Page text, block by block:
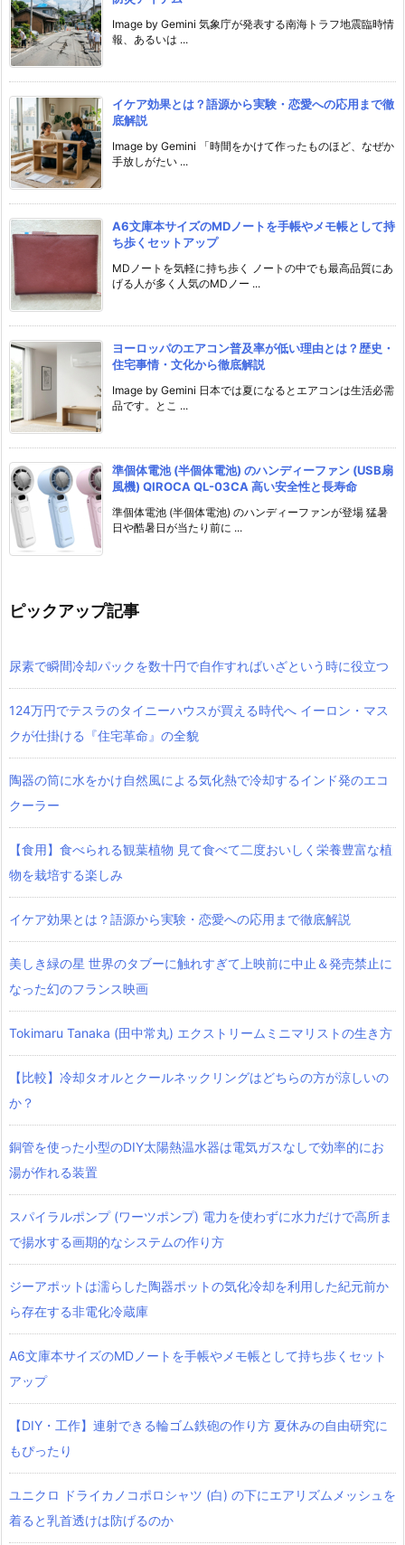
Image by Gemini 気象庁が発表する南海トラフ地震臨時情
報、あるいは ...
イケア効果とは？語源から実験・恋愛への応用まで徹
底解説
Image by Gemini 「時間をかけて作ったものほど、なぜか
手放しがたい ...
A6文庫本サイズのMDノートを手帳やメモ帳として持
ち歩くセットアップ
MDノートを気軽に持ち歩く ノートの中でも最高品質にあ
げる人が多く人気のMDノー ...
ヨーロッパのエアコン普及率が低い理由とは？歴史・
住宅事情・文化から徹底解説
Image by Gemini 日本では夏になるとエアコンは生活必需
品です。とこ ...
準個体電池 (半個体電池) のハンディーファン (USB扇
風機) QIROCA QL-03CA 高い安全性と長寿命
準個体電池 (半個体電池) のハンディーファンが登場 猛暑
日や酷暑日が当たり前に ...
ピックアップ記事
尿素で瞬間冷却パックを数十円で自作すればいざという時に役立つ
124万円でテスラのタイニーハウスが買える時代へ イーロン・マス
クが仕掛ける『住宅革命』の全貌
陶器の筒に水をかけ自然風による気化熱で冷却するインド発のエコ
クーラー
【食用】食べられる観葉植物 見て食べて二度おいしく栄養豊富な植
物を栽培する楽しみ
イケア効果とは？語源から実験・恋愛への応用まで徹底解説
美しき緑の星 世界のタブーに触れすぎて上映前に中止＆発売禁止に
なった幻のフランス映画
Tokimaru Tanaka (田中常丸) エクストリームミニマリストの生き方
【比較】冷却タオルとクールネックリングはどちらの方が涼しいの
か？
銅管を使った小型のDIY太陽熱温水器は電気ガスなしで効率的にお
湯が作れる装置
スパイラルポンプ (ワーツポンプ) 電力を使わずに水力だけで高所ま
で揚水する画期的なシステムの作り方
ジーアポットは濡らした陶器ポットの気化冷却を利用した紀元前か
ら存在する非電化冷蔵庫
A6文庫本サイズのMDノートを手帳やメモ帳として持ち歩くセット
アップ
【DIY・工作】連射できる輪ゴム鉄砲の作り方 夏休みの自由研究に
もぴったり
ユニクロ ドライカノコポロシャツ‎ (白) の下にエアリズムメッシュを
着ると乳首透けは防げるのか